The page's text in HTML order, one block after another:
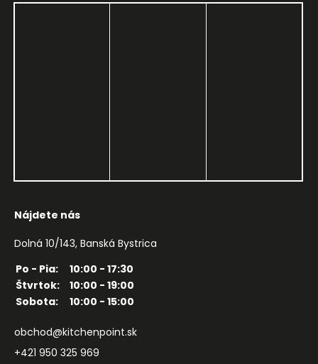
Nájdete nás
Dolná 10/143, Banská Bystrica
Po - Pia:
10:00 - 17:30
Štvrtok:
10:00 - 19:00
Sobota:
10:00 - 15:00
obchod@kitchenpoint.sk
+421 950 325 969